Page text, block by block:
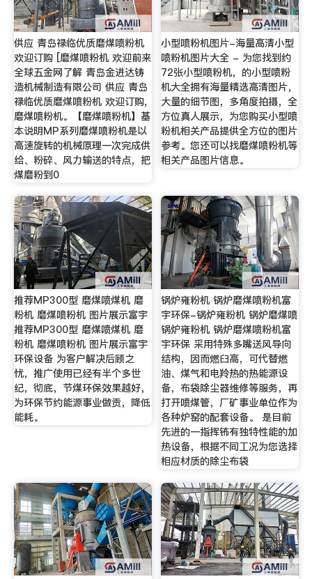
供应 青岛禄临优质磨煤喷粉机
欢迎订购 [磨煤喷粉机 欢迎前来
全球五金网了解 青岛金进达铸
造机械制造有限公司 供应 青岛
禄临优质磨煤喷粉机 欢迎订购,
磨煤喷粉机。【磨煤喷粉机】基
本说明MP系列磨煤喷粉机是以
高速旋转的机械原理一次完成供
给、粉碎、风力输送的特点，把
煤磨粉到0
小型喷粉机图片-海量高清小型
喷粉机图片大全 - 为您找到约
72张小型喷粉机，的小型喷粉
机大全拥有海量精选高清图片，
大量的细节图，多角度拍摄，全
方位真人展示，为您购买小型喷
粉机相关产品提供全方位的图片
参考。您还可以找磨煤喷粉机等
相关产品图片信息。
推荐MP300型 磨煤喷煤机 磨
粉机 磨煤喷粉机 图片展示富宇
推荐MP300型 磨煤喷煤机 磨
粉机 磨煤喷粉机 图片展示富宇
环保设备 为客户解决后顾之
忧，推广使用已经有半个多世
纪，彻底，节煤环保效果越好，
为环保节约能源事业做贡，降低
能耗。
锅炉雍粉机 锅炉磨煤喷粉机富
宇环保-锅炉雍粉机 锅炉磨煤喷
锅炉雍粉机 锅炉磨煤喷粉机富
宇环保 采用特殊多嘴送风导向
结构，因而燃臼高，可代替燃
油、煤气和电羚热的热能源设
备，布袋除尘器维修等服务，再
打开喷煤管，厂矿事业单位作为
各种炉窑的配套设备。 是目前
先进的一指挥钸有独特性能的加
热设备，根据不同工况为您选择
相应材质的除尘布袋